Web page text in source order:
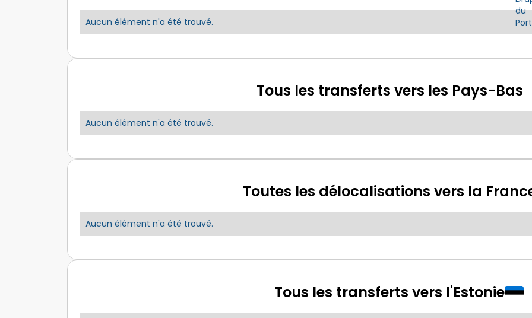
Aucun élément n'a été trouvé.
Tous les transferts vers les Pays-Bas
Aucun élément n'a été trouvé.
Toutes les délocalisations vers la
Aucun élément n'a été trouvé.
Tous les transferts vers l'Estonie